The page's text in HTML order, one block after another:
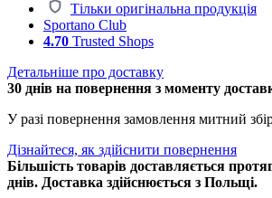
Тільки оригінальна продукція
Sportano Club
4.70 Trusted Shops
Детальніше про доставку
30 днів на повернення з моменту
У разі повернення замовлення митний
Дізнайтеся, як здійснити повернення
Більшість товарів доставляється
днів. Доставка здійснюється з Польщі.